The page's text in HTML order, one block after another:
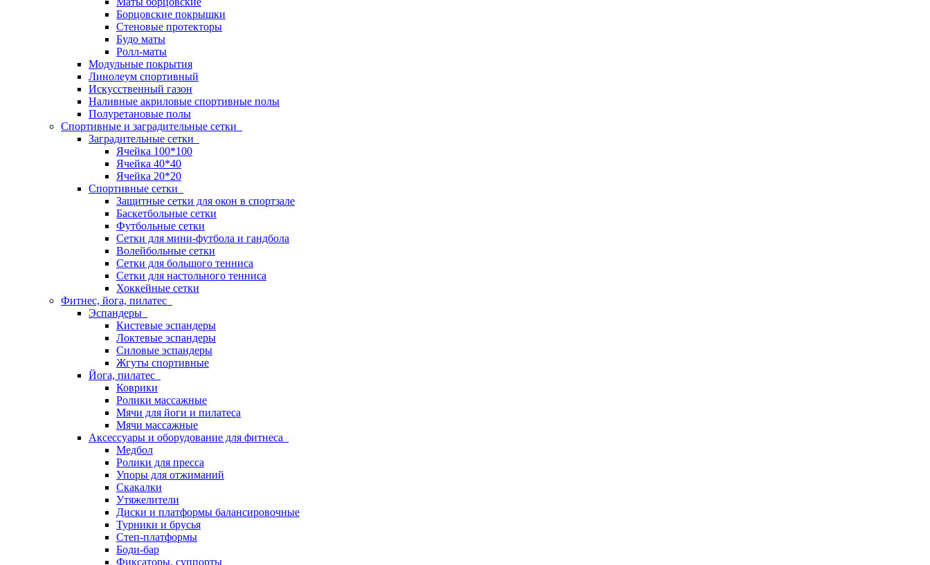
Борцовские покрышки
Стеновые протекторы
Будо маты
Ролл-маты
Модульные покрытия
Линолеум спортивный
Искусственный газон
Наливные акриловые спортивные полы
Полуретановые полы
Спортивные и заградительные сетки
Заградительные сетки
Ячейка 100*100
Ячейка 40*40
Ячейка 20*20
Спортивные сетки
Защитные сетки для окон в спортзале
Баскетбольные сетки
Футбольные сетки
Сетки для мини-футбола и гандбола
Волейбольные сетки
Сетки для большого тенниса
Сетки для настольного тенниса
Хоккейные сетки
Фитнес, йога, пилатес
Эспандеры
Кистевые эспандеры
Локтевые эспандеры
Силовые эспандеры
Жгуты спортивные
Йога, пилатес
Коврики
Ролики массажные
Мячи для йоги и пилатеса
Мячи массажные
Аксессуары и оборудование для фитнеса
Медбол
Ролики для пресса
Упоры для отжиманий
Скакалки
Утяжелители
Диски и платформы балансировочные
Турники и брусья
Степ-платформы
Боди-бар
Фиксаторы, суппорты